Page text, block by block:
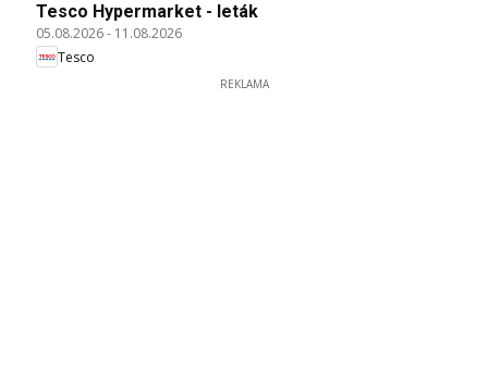
Tesco Hypermarket - leták
05.08.2026- 11.08.2026
Tesco
REKLAMA